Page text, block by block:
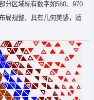
分区域标有数字如560、970
局规整，具有几何美感，适